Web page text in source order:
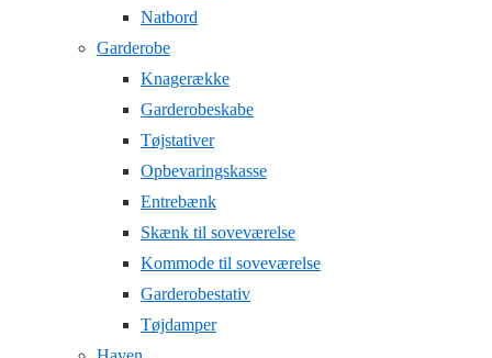
Natbord
Garderobe
Knagerække
Garderobeskabe
Tøjstativer
Opbevaringskasse
Entrebænk
Skænk til soveværelse
Kommode til soveværelse
Garderobestativ
Tøjdamper